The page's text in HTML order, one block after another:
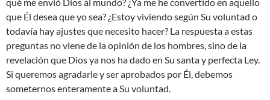
que Él desea que yo sea? ¿Estoy viviendo según Su voluntad o
todavía hay ajustes que necesito hacer? La respuesta a estas
preguntas no viene de la opinión de los hombres, sino de la
revelación que Dios ya nos ha dado en Su santa y perfecta Ley.
Si queremos agradarle y ser aprobados por Él, debemos
someternos enteramente a Su voluntad.